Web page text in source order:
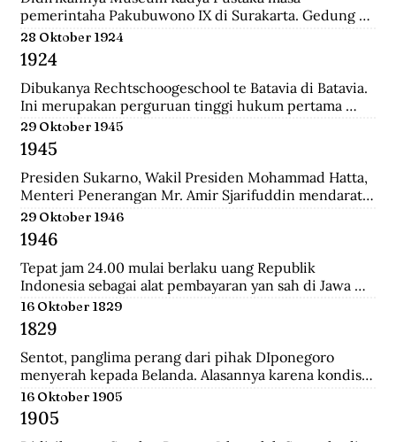
pemerintaha Pakubuwono IX di Surakarta. Gedung
ini merupakan rumah kediaman seorang warga
Belanda bernama Johannes Busselaar yang berisikan
koleksi wayang kulit, buku kuno, dan arca.
28 Oktober 1924
1924
Dibukanya Rechtschoogeschool te Batavia di Batavia.
Ini merupakan perguruan tinggi hukum pertama
yang didirikan oleh Gubernur Jenderal J.B van heutsz.
Saat ini menjadi Fakultas Hukum Universitas
Indonesia.
29 Oktober 1945
1945
Presiden Sukarno, Wakil Presiden Mohammad Hatta,
Menteri Penerangan Mr. Amir Sjarifuddin mendarat
di Surabaya atas permintaan Sekutu. Mereka disertai
beberapa perwira Inggris dan wartawan-wartawan
luar negeri.
29 Oktober 1946
1946
Tepat jam 24.00 mulai berlaku uang Republik
Indonesia sebagai alat pembayaran yan sah di Jawa
dan Madura. Dengan demikian uang yang berlalu
sebelumnya tidak lagi berlaku.
16 Oktober 1829
1829
Sentot, panglima perang dari pihak DIponegoro
menyerah kepada Belanda. Alasannya karena kondisi
perekonomian yang memburuk akibat perang yang
tak kunung usai.
16 Oktober 1905
1905